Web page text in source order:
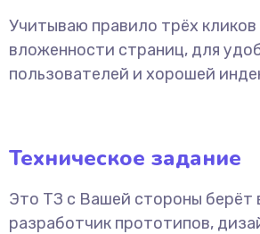
Учитываю правило трёх кликов
вложенности страниц, для
пользователей и хорошей
Техническое задание
Это ТЗ с Вашей стороны берёт
разработчик прототипов,